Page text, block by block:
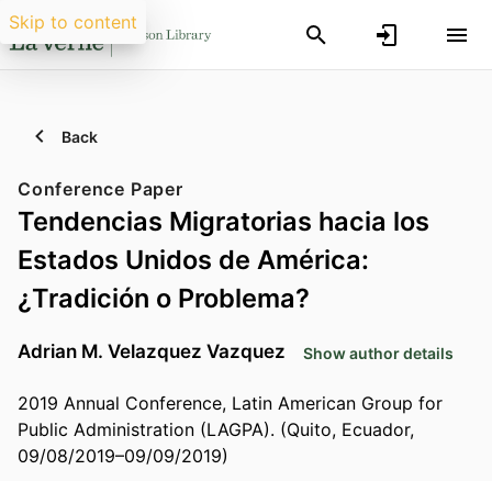
Skip to content
Back
Conference Paper
Tendencias Migratorias hacia los
Estados Unidos de América:
¿Tradición o Problema?
Adrian M. Velazquez Vazquez Show author details
2019 Annual Conference, Latin American Group for
Public Administration (LAGPA). (Quito, Ecuador,
09/08/2019–09/09/2019)